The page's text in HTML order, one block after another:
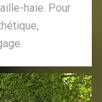
haie. Pour